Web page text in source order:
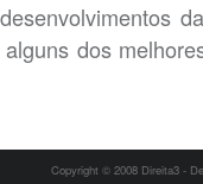
dos
Copyright © 2008 Direita3 -